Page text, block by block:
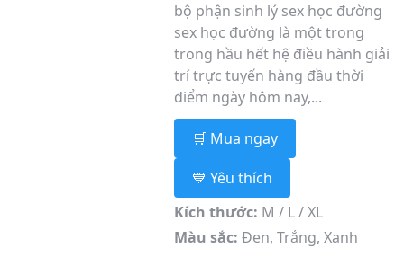
bộ phận sinh lý sex học đường
sex học đường là một trong
trong hầu hết hệ điều hành giải
trí trực tuyến hàng đầu thời
điểm ngày hôm nay,...
🛒 Mua ngay
💙 Yêu thích
Kích thước: M / L / XL
Màu sắc: Đen, Trắng, Xanh